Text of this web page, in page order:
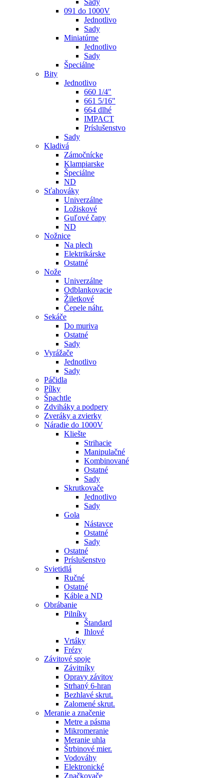
Sady
091 do 1000V
Jednotlivo
Sady
Miniatúrne
Jednotlivo
Sady
Špeciálne
Bity
Jednotlivo
660 1/4"
661 5/16"
664 dlhé
IMPACT
Príslušenstvo
Sady
Kladivá
Zámočnícke
Klampiarske
Špeciálne
ND
Sťahováky
Univerzálne
Ložiskové
Guľové čapy
ND
Nožnice
Na plech
Elektrikárske
Ostatné
Nože
Univerzálne
Odblankovacie
Žiletkové
Čepele náhr.
Sekáče
Do muriva
Ostatné
Sady
Vyrážače
Jednotlivo
Sady
Páčidla
Pílky
Špachtle
Zdviháky a podpery
Zveráky a zvierky
Náradie do 1000V
Kliešte
Strihacie
Manipulačné
Kombinované
Ostatné
Sady
Skrutkovače
Jednotlivo
Sady
Gola
Nástavce
Ostatné
Sady
Ostatné
Príslušenstvo
Svietidlá
Ručné
Ostatné
Káble a ND
Obrábanie
Pilníky
Štandard
Ihlové
Vrtáky
Frézy
Závitové spoje
Závitníky
Opravy závitov
Strhaný 6-hran
Bezhlavé skrut.
Zalomené skrut.
Meranie a značenie
Metre a pásma
Mikromeranie
Meranie uhla
Štrbinové mier.
Vodováhy
Elektronické
Značkovače